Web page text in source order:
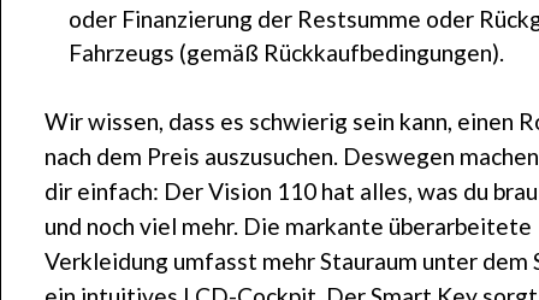
oder Finanzierung der Restsumme oder
Fahrzeugs (gemäß Rückkaufbedingungen).
Wir wissen, dass es schwierig sein kann, einen
nach dem Preis auszusuchen. Deswegen
dir einfach: Der Vision 110 hat alles, was du
und noch viel mehr. Die markante überarbeitete
Verkleidung umfasst mehr Stauraum unter dem